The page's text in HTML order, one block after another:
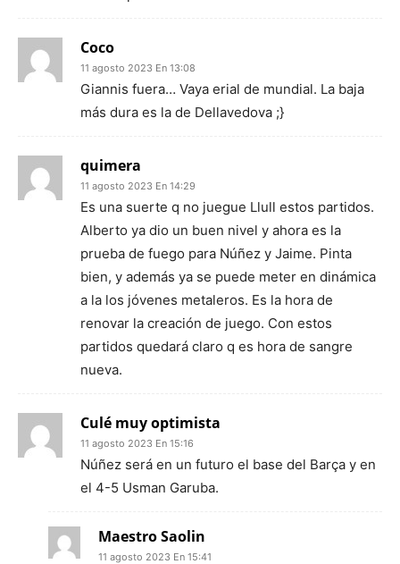
Coco
11 agosto 2023 En 13:08
Giannis fuera… Vaya erial de mundial. La baja
más dura es la de Dellavedova ;}
quimera
11 agosto 2023 En 14:29
Es una suerte q no juegue Llull estos partidos.
Alberto ya dio un buen nivel y ahora es la
prueba de fuego para Núñez y Jaime. Pinta
bien, y además ya se puede meter en dinámica
a la los jóvenes metaleros. Es la hora de
renovar la creación de juego. Con estos
partidos quedará claro q es hora de sangre
nueva.
Culé muy optimista
11 agosto 2023 En 15:16
Núñez será en un futuro el base del Barça y en
el 4-5 Usman Garuba.
Maestro Saolin
11 agosto 2023 En 15:41